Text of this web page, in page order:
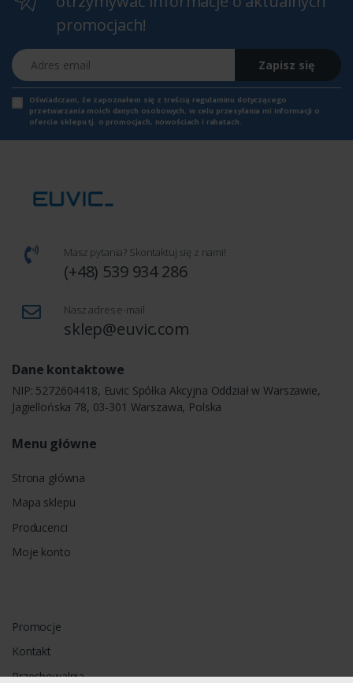
promocjach!
Adres email
Zapisz się
Oświadczam, że zapoznałem się z treścią regulaminu dotyczącego
przetwarzania moich danych osobowych, w celu przesyłania mi informacji o
ofercie sklepu tj. o promocjach, nowościach i rabatach.
Masz pytania? Skontaktuj się z nami!
(+48) 539 934 286
Nasz adres e-mail
sklep@euvic.com
Dane kontaktowe
NIP: 5272604418, Euvic Spółka Akcyjna Oddział w Warszawie,
Jagiellońska 78, 03-301 Warszawa, Polska
Menu główne
Strona główna
Mapa sklepu
Producenci
Moje konto
Promocje
Kontakt
Przechowalnia